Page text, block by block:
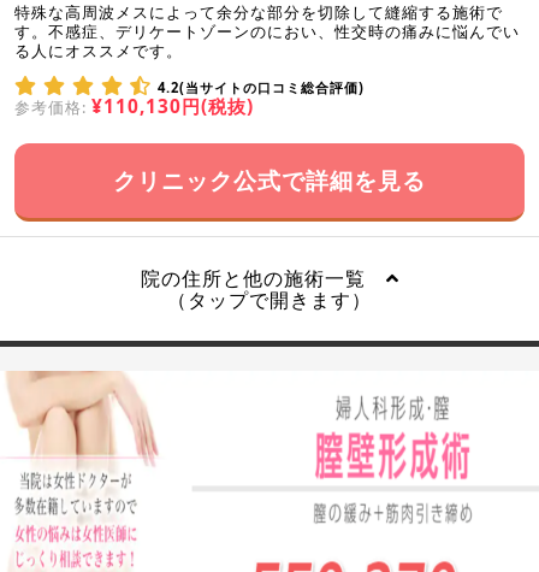
特殊な高周波メスによって余分な部分を切除して縫縮する施術で
す。不感症、デリケートゾーンのにおい、性交時の痛みに悩んでい
る人にオススメです。
4.2(当サイトの口コミ総合評価)
参考価格: ¥110,130円(税抜)
クリニック公式で詳細を見る
院の住所と他の施術一覧
（タップで開きます）